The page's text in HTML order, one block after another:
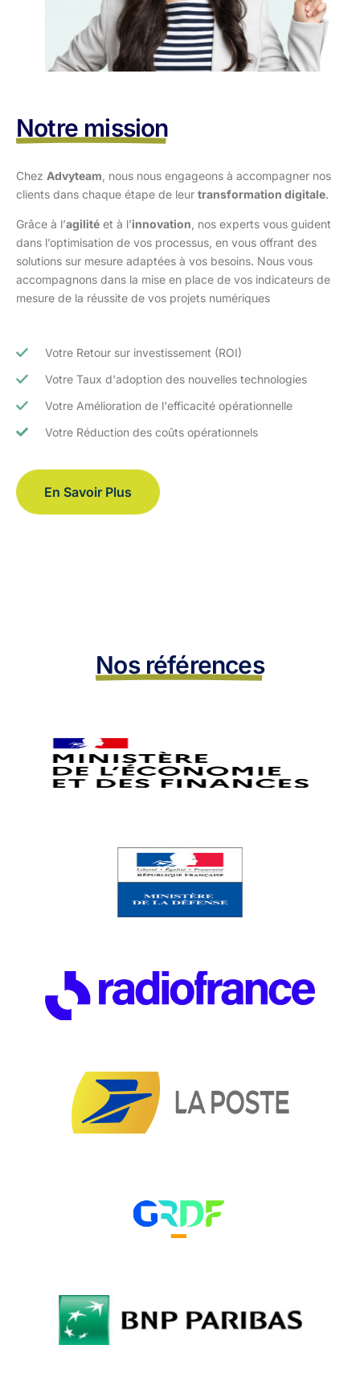
Notre mission
Chez Advyteam , nous nous engageons à accompagner nos
clients dans chaque étape de leur transformation digitale.
Grâce à l’agilité et à l’innovation , nos experts vous guident
dans l’optimisation de vos processus, en vous offrant des
solutions sur mesure adaptées à vos besoins. Nous vous
accompagnons dans la mise en place de vos indicateurs de
mesure de la réussite de vos projets numériques
Votre Retour sur investissement (ROI)
Votre Taux d'adoption des nouvelles technologies
Votre Amélioration de l'efficacité opérationnelle
Votre Réduction des coûts opérationnels
En Savoir Plus
Nos références